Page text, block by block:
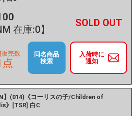
在庫:0】
－ +
入荷時に
通知
売数
点
同名商品
検索
】(014)《コーリスの子/Children of
》[TSR] 白C